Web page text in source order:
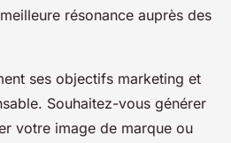
résonance auprès des
ses objectifs marketing et
Souhaitez-vous générer
votre image de marque ou